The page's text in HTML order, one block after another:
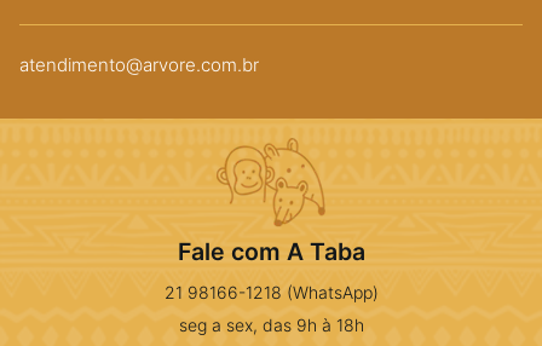
atendimento@arvore.com.br
Fale com A Taba
21 98166-1218 (WhatsApp)
seg a sex, das 9h à 18h